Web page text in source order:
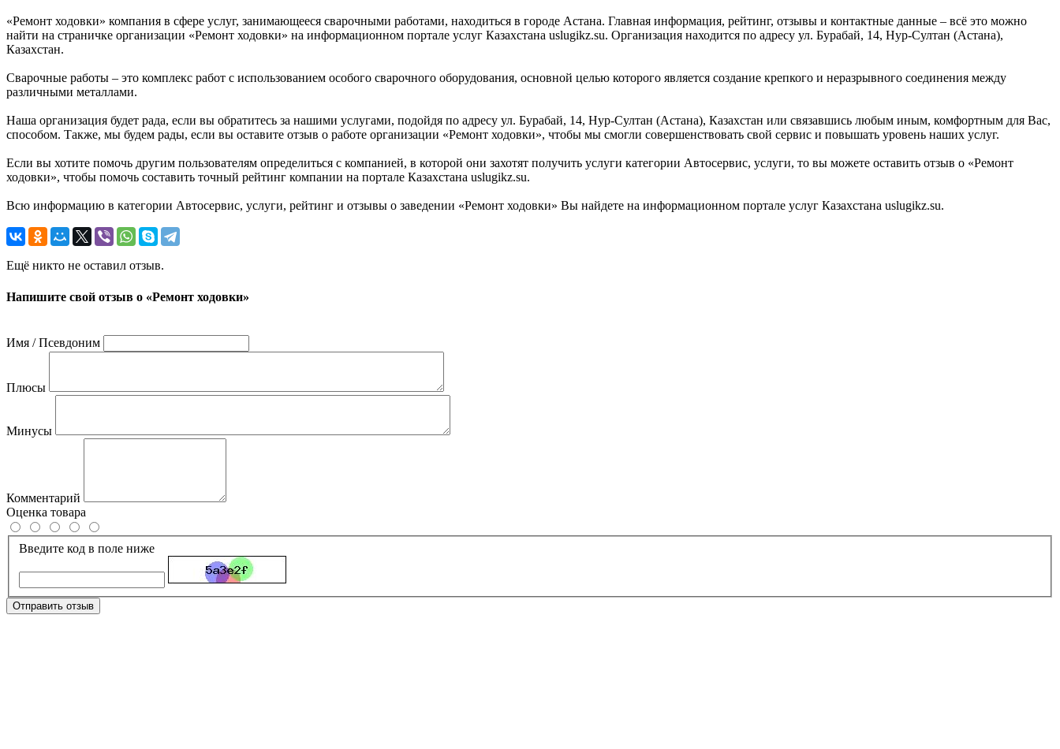
«Ремонт ходовки» компания в сфере услуг, занимающееся сварочными работами, находиться в городе Астана. Главная информация, рейтинг, отзывы и контактные данные – всё это можно
найти на страничке организации «Ремонт ходовки» на информационном портале услуг Казахстана uslugikz.su. Организация находится по адресу ул. Бурабай, 14, Нур-Султан (Астана),
Казахстан.
Сварочные работы – это комплекс работ с использованием особого сварочного оборудования, основной целью которого является создание крепкого и неразрывного соединения между
различными металлами.
Наша организация будет рада, если вы обратитесь за нашими услугами, подойдя по адресу ул. Бурабай, 14, Нур-Султан (Астана), Казахстан или связавшись любым иным, комфортным для Вас,
способом. Также, мы будем рады, если вы оставите отзыв о работе организации «Ремонт ходовки», чтобы мы смогли совершенствовать свой сервис и повышать уровень наших услуг.
Если вы хотите помочь другим пользователям определиться с компанией, в которой они захотят получить услуги категории Автосервис, услуги, то вы можете оставить отзыв о «Ремонт
ходовки», чтобы помочь составить точный рейтинг компании на портале Казахстана uslugikz.su.
Всю информацию в категории Автосервис, услуги, рейтинг и отзывы о заведении «Ремонт ходовки» Вы найдете на информационном портале услуг Казахстана uslugikz.su.
Ещё никто не оставил отзыв.
Напишите свой отзыв о «Ремонт ходовки»
Имя / Псевдоним
Плюсы
Минусы
Комментарий
Оценка товара
Введите код в поле ниже
Отправить отзыв